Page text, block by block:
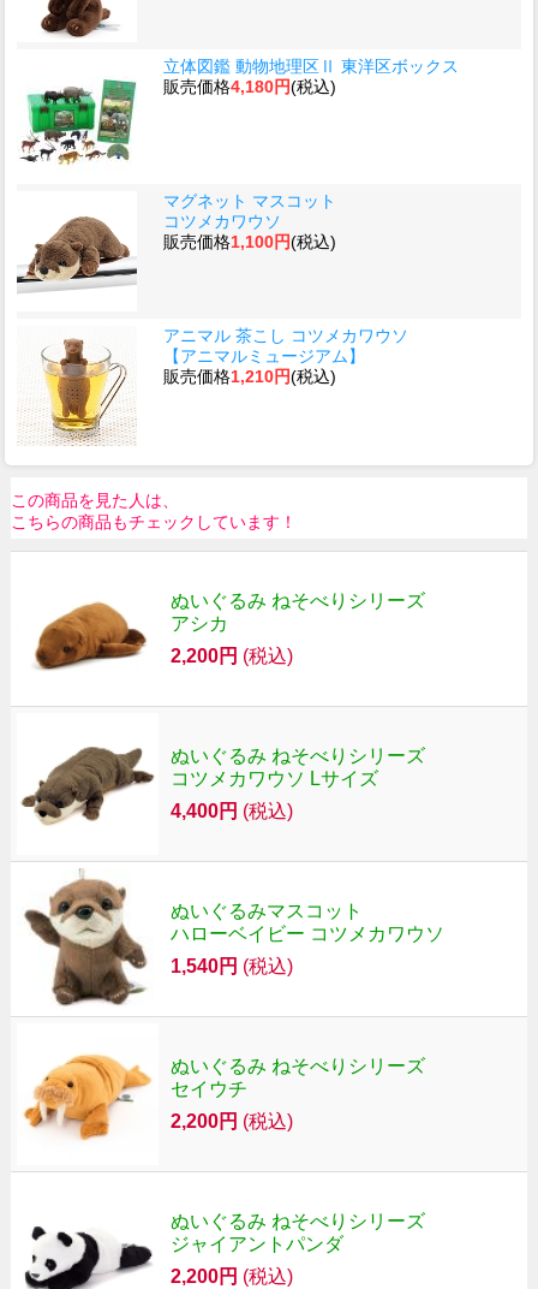
立体図鑑 動物地理区Ⅱ 東洋区ボックス
販売価格4,180円(税込)
マグネット マスコット
コツメカワウソ
販売価格1,100円(税込)
アニマル 茶こし コツメカワウソ
【アニマルミュージアム】
販売価格1,210円(税込)
この商品を見た人は、
こちらの商品もチェックしています！
ぬいぐるみ ねそべりシリーズ
アシカ
2,200円 (税込)
ぬいぐるみ ねそべりシリーズ
コツメカワウソ Lサイズ
4,400円 (税込)
ぬいぐるみマスコット
ハローベイビー コツメカワウソ
1,540円 (税込)
ぬいぐるみ ねそべりシリーズ
セイウチ
2,200円 (税込)
ぬいぐるみ ねそべりシリーズ
ジャイアントパンダ
2,200円 (税込)